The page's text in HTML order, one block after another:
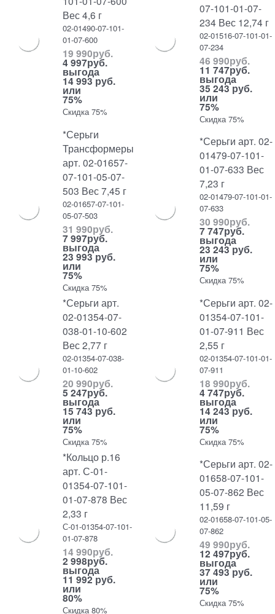
Вес 4,6 г
02-01490-07-101-
01-07-600
19 990руб.
4 997руб.
выгода
14 993 руб.
или
75%
Скидка 75%
07-101-01-07-
234 Вес 12,74 г
02-01516-07-101-01-
07-234
46 990руб.
11 747руб.
выгода
35 243 руб.
или
75%
Скидка 75%
*Серьги
Трансформеры
арт. 02-01657-
07-101-05-07-
503 Вес 7,45 г
02-01657-07-101-
05-07-503
31 990руб.
7 997руб.
выгода
23 993 руб.
или
75%
Скидка 75%
*Серьги арт. 02-
01479-07-101-
01-07-633 Вес
7,23 г
02-01479-07-101-01-
07-633
30 990руб.
7 747руб.
выгода
23 243 руб.
или
75%
Скидка 75%
*Серьги арт.
02-01354-07-
038-01-10-602
Вес 2,77 г
02-01354-07-038-
01-10-602
20 990руб.
5 247руб.
выгода
15 743 руб.
или
75%
Скидка 75%
*Серьги арт. 02-
01354-07-101-
01-07-911 Вес
2,55 г
02-01354-07-101-01-
07-911
18 990руб.
4 747руб.
выгода
14 243 руб.
или
75%
Скидка 75%
*Кольцо р.16
арт. С-01-
01354-07-101-
01-07-878 Вес
2,33 г
С-01-01354-07-101-
01-07-878
14 990руб.
2 998руб.
выгода
11 992 руб.
или
80%
Скидка 80%
*Серьги арт. 02-
01658-07-101-
05-07-862 Вес
11,59 г
02-01658-07-101-05-
07-862
49 990руб.
12 497руб.
выгода
37 493 руб.
или
75%
Скидка 75%